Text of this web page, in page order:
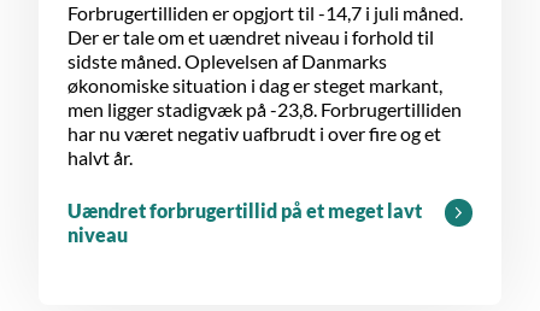
Forbrugertilliden er opgjort til -14,7 i juli måned.
Der er tale om et uændret niveau i forhold til
sidste måned. Oplevelsen af Danmarks
økonomiske situation i dag er steget markant,
men ligger stadigvæk på -23,8. Forbrugertilliden
har nu været negativ uafbrudt i over fire og et
halvt år.
Uændret forbrugertillid på et meget lavt
niveau